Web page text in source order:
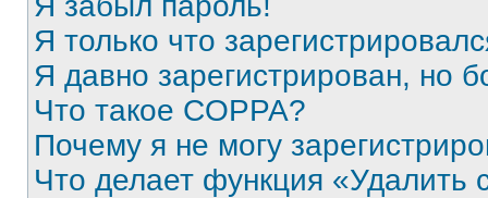
Я только что
Я давно зарегистрирован, но
Что такое COPPA?
Почему я не могу
Что делает функция «Удалить